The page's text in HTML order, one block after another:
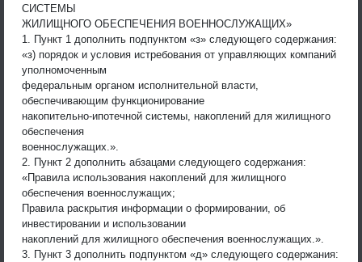
СИСТЕМЫ
ЖИЛИЩНОГО ОБЕСПЕЧЕНИЯ ВОЕННОСЛУЖАЩИХ»
1. Пункт 1 дополнить подпунктом «з» следующего содержания:
«з) порядок и условия истребования от управляющих компаний
уполномоченным
федеральным органом исполнительной власти,
обеспечивающим функционирование
накопительно-ипотечной системы, накоплений для жилищного
обеспечения
военнослужащих.».
2. Пункт 2 дополнить абзацами следующего содержания:
«Правила использования накоплений для жилищного
обеспечения военнослужащих;
Правила раскрытия информации о формировании, об
инвестировании и использовании
накоплений для жилищного обеспечения военнослужащих.».
3. Пункт 3 дополнить подпунктом «д» следующего содержания: